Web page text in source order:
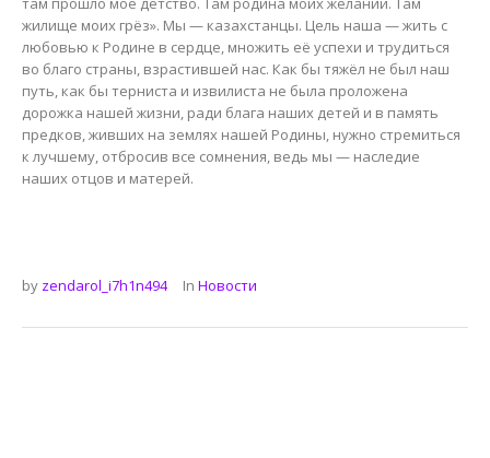
жилище моих грёз». Мы — казахстанцы. Цель наша — жить с
любовью к Родине в сердце, множить её успехи и трудиться
во благо страны, взрастившей нас. Как бы тяжёл не был наш
путь, как бы терниста и извилиста не была проложена
дорожка нашей жизни, ради блага наших детей и в память
предков, живших на землях нашей Родины, нужно стремиться
к лучшему, отбросив все сомнения, ведь мы — наследие
наших отцов и матерей.
by zendarol_i7h1n494 In Новости